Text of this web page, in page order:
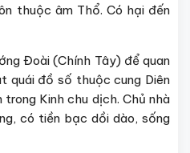
thuộc âm Thổ. Có hại đến
Đoài (Chính Tây) để quan
quái đồ số thuộc cung Diên
trong Kinh chu dịch. Chủ nhà
có tiền bạc dồi dào, sống